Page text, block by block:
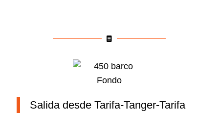
Salida desde Tarifa-Tanger-Tarifa